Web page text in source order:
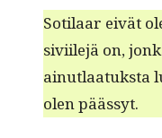
Soti­laar eivät
sivi­ile­jä on,
ain­ut­laatuk­s­ta
olen päässyt.